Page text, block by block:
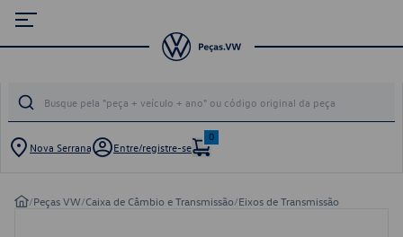
Nova Serrana Entre/registre-se
0
/Peças VW/Caixa de Câmbio e Transmissão/Eixos de Transmissão